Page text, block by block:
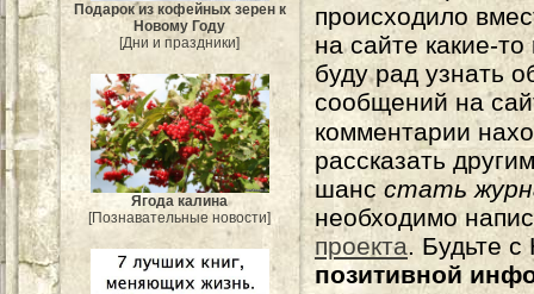
Подарок из кофейных зерен к
Новому Году
[Дни и праздники]
Ягода калина
[Познавательные новости]
происходило
на сайте какие-
буду рад узнать
сообщений на
комментарии
рассказать
шанс стать
необходимо
проекта. Будьте
позитивной